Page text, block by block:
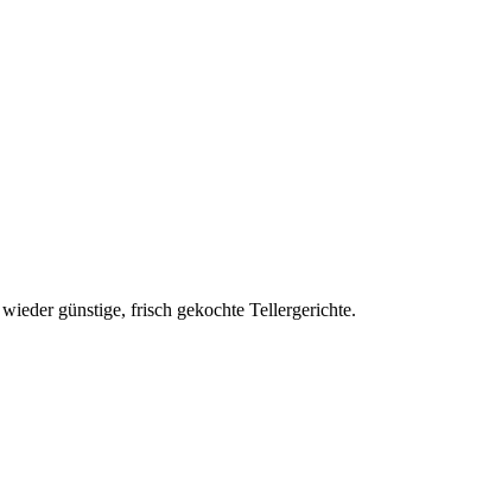
günstige, frisch gekochte Tellergerichte.